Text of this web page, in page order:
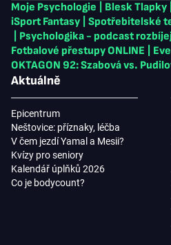
Moje Psychologie Blesk Tlapky
iSport Fantasy
Spotřebitelské
Psychologika - podcast
Fotbalové přestupy ONLINE
OKTAGON 92: Szabová vs.
Aktuálně
Epicentrum
Neštovice: příznaky, léčba
V čem jezdí Yamal a Mesii?
Kvízy pro seniory
Kalendář úplňků 2026
Co je bodycount?